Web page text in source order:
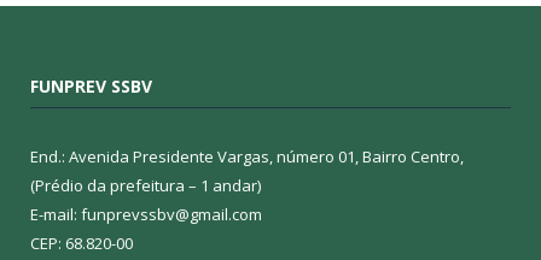
FUNPREV SSBV
End.: Avenida Presidente Vargas, número 01, Bairro Centro,
(Prédio da prefeitura – 1 andar)
E-mail: funprevssbv@gmail.com
CEP: 68.820-00